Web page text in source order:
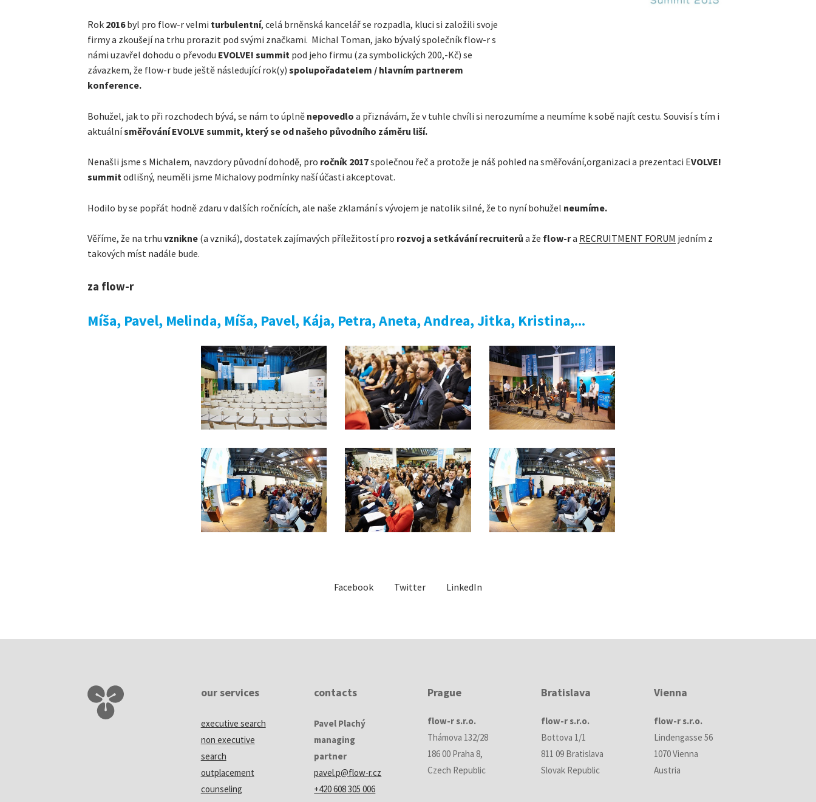
Rok 2016byl pro flow-r velmi turbulentní, celá brněnská kancelář se rozpadla, kluci si založili svoje
firmy a zkoušejí na trhu prorazit pod svými značkami. Michal Toman, jako bývalý společník flow-r s
námi uzavřel dohodu o převodu EVOLVE! summit pod jeho firmu (za symbolických 200,-Kč) se
závazkem, že flow-r bude ještě následující rok(y) spolupořadatelem / hlavním partnerem
konference.
Bohužel, jak to při rozchodech bývá, se nám to úplně nepovedlo a přiznávám, že v tuhle chvíli si nerozumíme a neumíme k sobě najít cestu. Souvisí s tím i
aktuálnísměřování EVOLVE summit, který se od našeho původního záměru liší.
Nenašli jsme s Michalem, navzdory původní dohodě, pro ročník 2017společnou řeč a protože je náš pohled na směřování,organizaci a prezentaci EVOLVE!
summitodlišný, neuměli jsme Michalovy podmínky naší účasti akceptovat.
Hodilo by se popřát hodně zdaru v dalších ročnících, ale naše zklamání s vývojem je natolik silné, že to nyní bohužel neumíme.
Věříme, že na trhu vznikne (a vzniká), dostatek zajímavých příležitostí pro rozvoj a setkávání recruiterů a že flow-ra RECRUITMENT FORUM jedním z
takových míst nadále bude.
za flow-r
Míša, Pavel, Melinda, Míša, Pavel, Kája, Petra, Aneta, Andrea, Jitka, Kristina,...
Facebook Twitter LinkedIn
our services
executive search
non executive
search
outplacement
counseling
contacts
Pavel Plachý
managing
partner
pavel.p@flow-r.cz
+420 608 305 006
Prague
flow-r s.r.o.
Thámova 132/28
186 00 Praha 8,
Czech Republic
Bratislava
flow-r s.r.o.
Bottova 1/1
811 09 Bratislava
Slovak Republic
Vienna
flow-r s.r.o.
Lindengasse 56
1070 Vienna
Austria